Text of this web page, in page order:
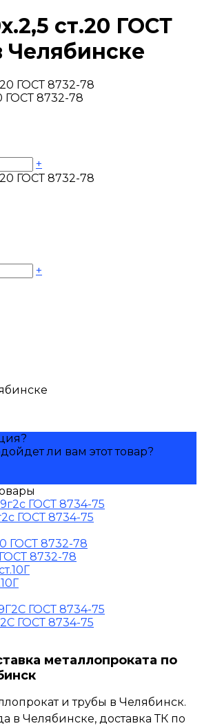
ст.20 ГОСТ
Челябинске
ГОСТ 8732-78
+
+
ли вам этот товар?
ГОСТ 8734-75
8732-78
ГОСТ 8734-75
металлопроката по
и трубы в Челябинск.
в Челябинске, доставка ТК по